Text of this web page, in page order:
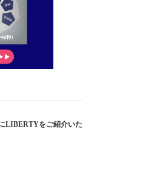
LIBERTYをご紹介いた